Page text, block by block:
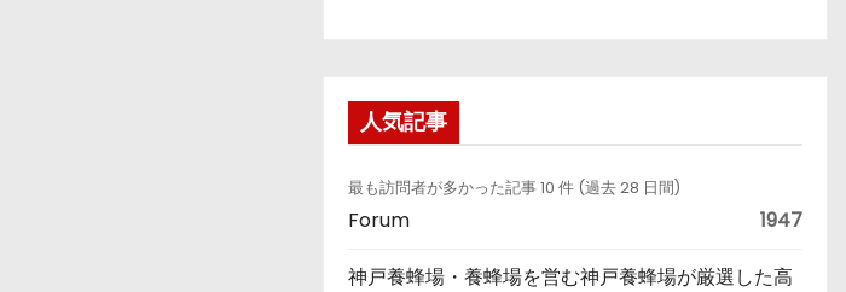
人気記事
最も訪問者が多かった記事 10 件 (過去 28 日間)
Forum 1947
神戸養蜂場・養蜂場を営む神戸養蜂場が厳選した高